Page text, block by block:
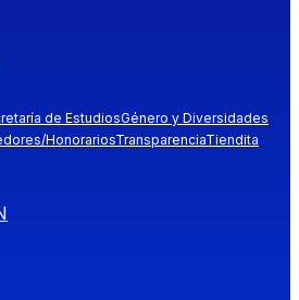
de EstudiosGénero y Diversidades
HonorariosTransparenciaTiendita